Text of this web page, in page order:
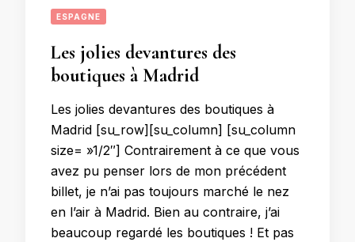
ESPAGNE
Les jolies devantures des
boutiques à Madrid
Les jolies devantures des boutiques à
Madrid [su_row][su_column] [su_column
size= »1/2″] Contrairement à ce que vous
avez pu penser lors de mon précédent
billet, je n’ai pas toujours marché le nez
en l’air à Madrid. Bien au contraire, j’ai
beaucoup regardé les boutiques ! Et pas